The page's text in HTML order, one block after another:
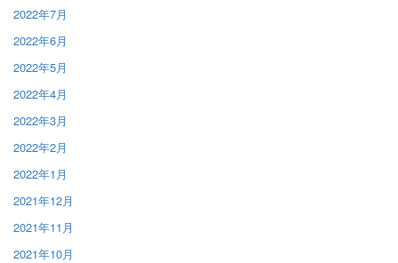
2022年7月
2022年6月
2022年5月
2022年4月
2022年3月
2022年2月
2022年1月
2021年12月
2021年11月
2021年10月